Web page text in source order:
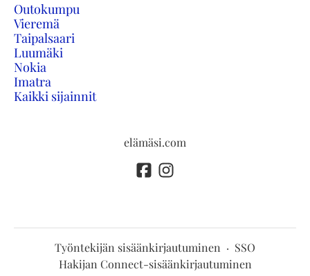
Outokumpu
Vieremä
Taipalsaari
Luumäki
Nokia
Imatra
Kaikki sijainnit
elämäsi.com
Työntekijän sisäänkirjautuminen · SSO
Hakijan Connect-sisäänkirjautuminen